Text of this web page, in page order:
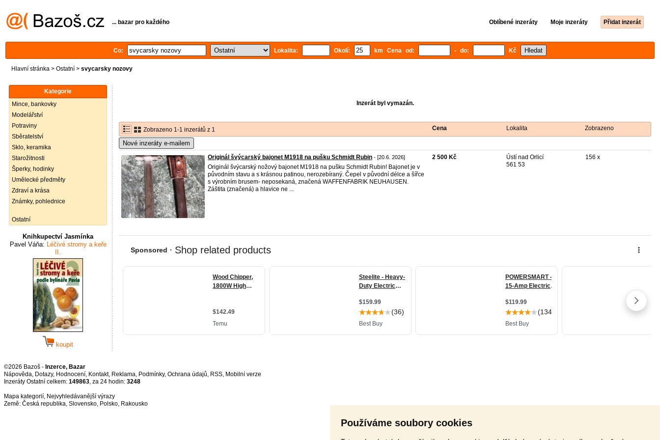
Používáme soubory cookies
... bazar pro každého Oblíbené inzeráty Moje inzeráty Přidat inzerát
Co: Lokalita: Okolí: km Cena od: - do: Kč
Hlavní stránka > Ostatní > svycarsky nozovy
Kategorie
Mince, bankovky
Modelářství
Potraviny
Sběratelství
Sklo, keramika
Starožitnosti
Šperky, hodinky
Umělecké předměty
Zdraví a krása
Známky, pohlednice
Ostatní
Knihkupectví Jasmínka
Pavel Váňa: Léčivé stromy a keře
II.
koupit
Inzerát byl vymazán.
Zobrazeno 1-1 inzerátů z 1 Cena Lokalita Zobrazeno
Nové inzeráty e-mailem
Originál švýcarský bajonet M1918 na pušku Schmidt Rubin - [20.6. 2026]
Originál švýcarský nožový bajonet M1918 na pušku Schmidt Rubin! Bajonet je v
původním stavu a s krásnou patinou, nerozebíraný. Čepel v původní délce a šířce
s výrobním brusem- neposekaná, značená WAFFENFABRIK NEUHAUSEN.
Záštita (značená) a hlavice ne ...
2 500 Kč
Ústí nad Orlicí
561 53
156 x
©2026 Bazoš - Inzerce, Bazar
Nápověda, Dotazy, Hodnocení, Kontakt, Reklama, Podmínky, Ochrana údajů, RSS,
Inzeráty Ostatní celkem: 149863, za 24 hodin: 3248
Mapa kategorií, Nejvyhledávanější výrazy
Země: Česká republika, Slovensko, Polsko, Rakousko